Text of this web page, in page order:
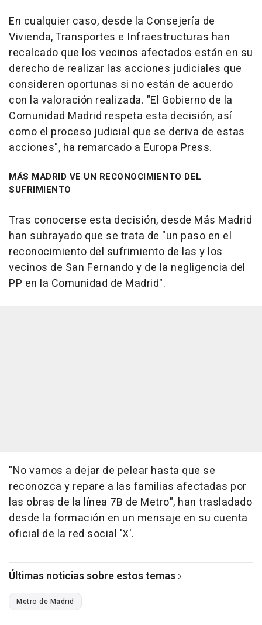
En cualquier caso, desde la Consejería de
Vivienda, Transportes e Infraestructuras han
recalcado que los vecinos afectados están en su
derecho de realizar las acciones judiciales que
consideren oportunas si no están de acuerdo
con la valoración realizada. "El Gobierno de la
Comunidad Madrid respeta esta decisión, así
como el proceso judicial que se deriva de estas
acciones", ha remarcado a Europa Press.
MÁS MADRID VE UN RECONOCIMIENTO DEL
SUFRIMIENTO
Tras conocerse esta decisión, desde Más Madrid
han subrayado que se trata de "un paso en el
reconocimiento del sufrimiento de las y los
vecinos de San Fernando y de la negligencia del
PP en la Comunidad de Madrid".
"No vamos a dejar de pelear hasta que se
reconozca y repare a las familias afectadas por
las obras de la línea 7B de Metro", han trasladado
desde la formación en un mensaje en su cuenta
oficial de la red social 'X'.
Últimas noticias sobre estos temas
Metro de Madrid